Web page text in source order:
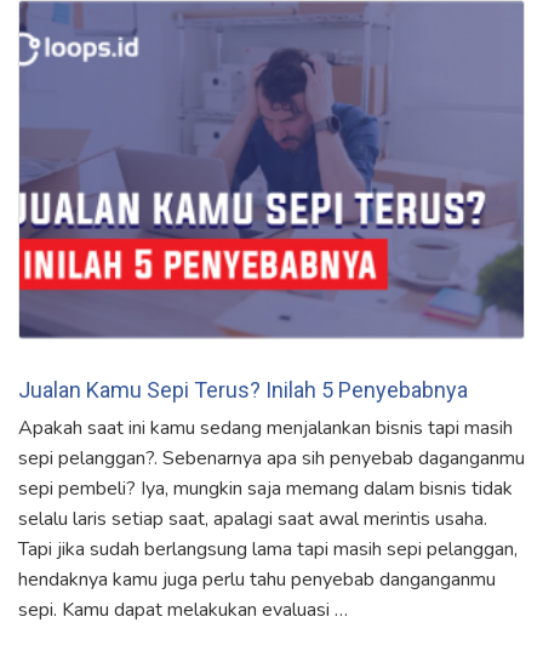
Jualan Kamu Sepi Terus? Inilah 5 Penyebabnya
Apakah saat ini kamu sedang menjalankan bisnis tapi masih
sepi pelanggan?. Sebenarnya apa sih penyebab daganganmu
sepi pembeli? Iya, mungkin saja memang dalam bisnis tidak
selalu laris setiap saat, apalagi saat awal merintis usaha.
Tapi jika sudah berlangsung lama tapi masih sepi pelanggan,
hendaknya kamu juga perlu tahu penyebab danganganmu
sepi. Kamu dapat melakukan evaluasi …